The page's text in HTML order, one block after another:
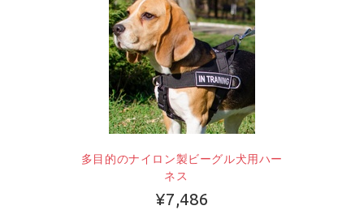
多目的のナイロン製ビーグル犬用ハー
ネス
¥7,486